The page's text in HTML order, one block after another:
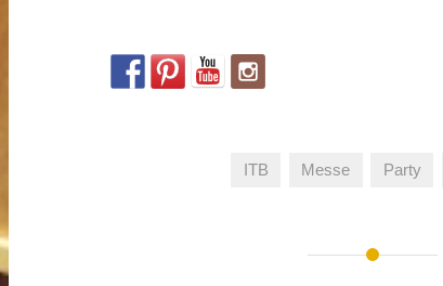
ITB Messe Party